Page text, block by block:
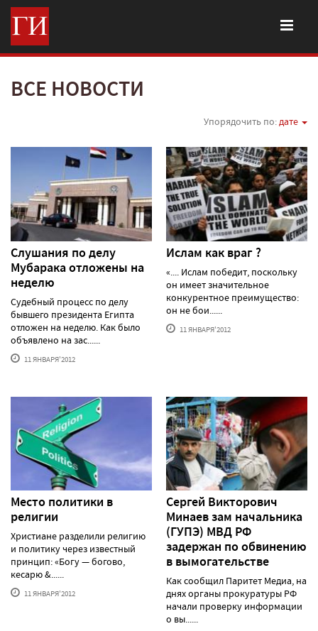
ВСЕ НОВОСТИ
Упорядочить по:дате
Слушания по делу
Мубарака отложены на
неделю
Судебный процесс по делу
бывшего президента Египта
отложен на неделю. Как было
объявлено на зас......
11 ЯНВАРЯ'2012
Ислам как враг ?
«.... Ислам победит, поскольку
он имеет значительное
конкурентное преимущество:
он не бои......
11 ЯНВАРЯ'2012
Место политики в
религии
Христиане разделили религию
и политику через известный
принцип: «Богу — богово,
кесарю &......
11 ЯНВАРЯ'2012
Сергей Викторович
Минаев зам начальника
(ГУПЭ) МВД РФ
задержан по обвинению
в вымогательстве
Как сообщил Паритет Медиа, на
днях органы прокуратуры РФ
начали проверку информации
о вы......